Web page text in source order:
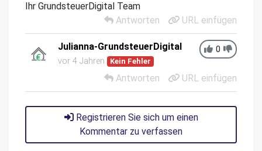
Ihr GrundsteuerDigital Team
Antworten
URL einfügen
0
Julianna-GrundsteuerDigital
vor 4 Jahren Kein Fehler
Antworten URL einfügen
Registrieren Sie sich um einen
Kommentar zu verfassen